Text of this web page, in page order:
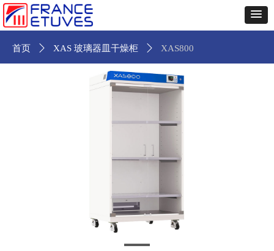
首页 ꄲ XAS 玻璃器皿干燥柜 ꄲ XAS800